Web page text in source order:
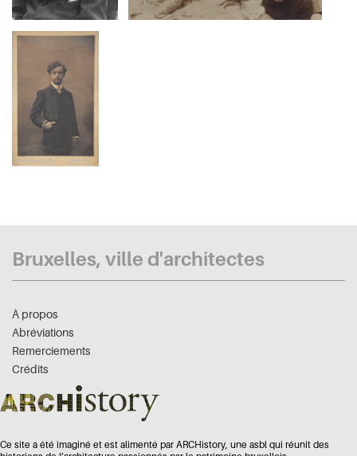
Bruxelles, ville d'architectes
À propos
Abréviations
Remerciements
Crédits
Ce site a été imaginé et est alimenté par ARCHistory, une asbl qui réunit des